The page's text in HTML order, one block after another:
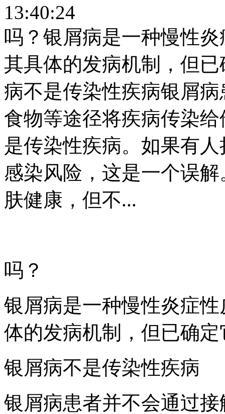
13:40:24
吗？银屑病是一种慢性
其具体的发病机制，但
病不是传染性疾病银屑
食物等途径将疾病传染
是传染性疾病。如果有
感染风险，这是一个误
肤健康，但不...
吗？
银屑病是一种慢性炎症
体的发病机制，但已确
银屑病不是传染性疾病
银屑病患者并不会通过